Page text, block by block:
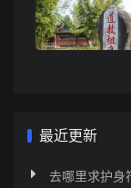
最近更新
去哪里求护身